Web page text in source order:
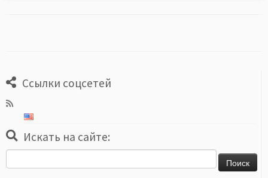
Ссылки соцсетей
Искать на сайте: